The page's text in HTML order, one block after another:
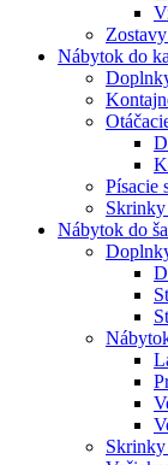
Nábytok do
Písacie
Skrinky
Nábytok do
Skrinky